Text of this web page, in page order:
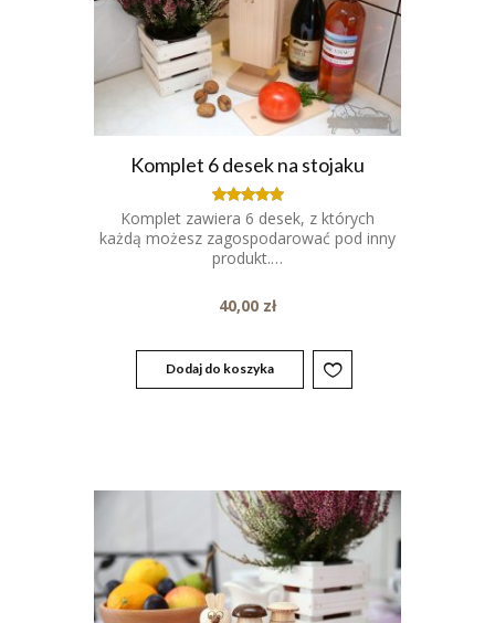
Komplet 6 desek na stojaku
Oceniony
5.00
na 5.
Komplet zawiera 6 desek, z których
każdą możesz zagospodarować pod inny
produkt.…
40,00 zł
Dodaj do koszyka